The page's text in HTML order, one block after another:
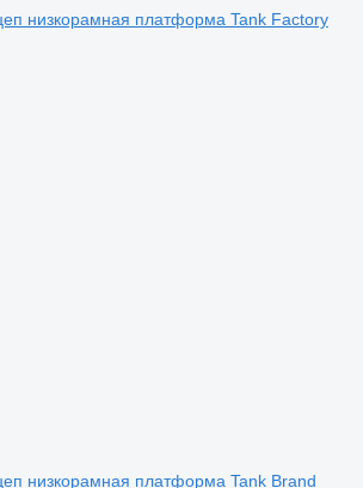
низкорамная платформа Tank Factory
низкорамная платформа Tank Brand